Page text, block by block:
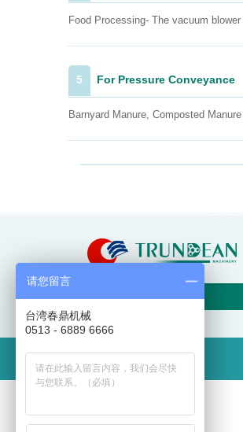
Food Processing- The vacuum
5 For Pressure Conveyance
Barnyard Manure, Composted
请您留言
台湾春鼎机械
0513 - 6889 6666